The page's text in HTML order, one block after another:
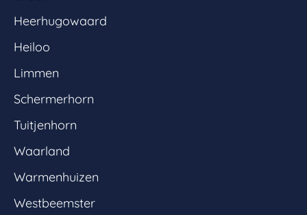
Heerhugowaard
Heiloo
Limmen
Schermerhorn
Tuitjenhorn
Waarland
Warmenhuizen
Westbeemster